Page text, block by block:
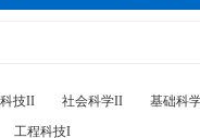
技II 社会科学II 基础科
工程科技I